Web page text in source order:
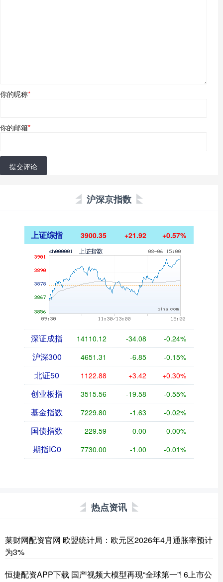
你的昵称*
你的邮箱*
提交评论
沪深京指数
上证综指 3900.35 +21.92 +0.57%
深证成指 14110.12 -34.08 -0.24%
沪深300 4651.31 -6.85 -0.15%
北证50 1122.88 +3.42 +0.30%
创业板指 3515.56 -19.58 -0.55%
基金指数 7229.80 -1.63 -0.02%
国债指数 229.59 -0.00 0.00%
期指IC0 7730.00 -1.00 -0.01%
热点资讯
莱财网配资官网 欧盟统计局：欧元区2026年4月通胀率预计
为3%
恒捷配资APP下载 国产视频大模型再现“全球第一”! 6上市公